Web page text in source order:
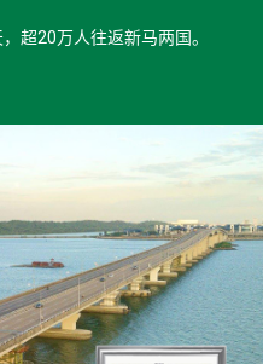
超20万人往返新马两国。